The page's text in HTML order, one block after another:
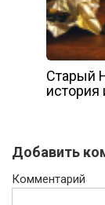
Старый
история
Добавить
Комментарий